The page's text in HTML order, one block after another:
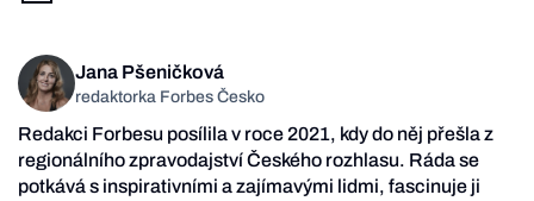
Jana Pšeničková
redaktorka Forbes Česko
Redakci Forbesu posílila v roce 2021, kdy do něj přešla z
regionálního zpravodajství Českého rozhlasu. Ráda se
potkává s inspirativními a zajímavými lidmi, fascinuje ji